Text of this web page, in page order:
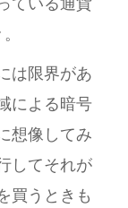
は限界があ
による暗号
想像してみ
してそれが
買うときも